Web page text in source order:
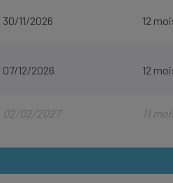
30/11/2026 12
07/12/2026 12
02/02/2027 11